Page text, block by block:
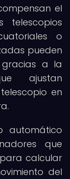
el
telescopios
o
pueden
gracias a la
ajustan
en
automático
que
calcular
del